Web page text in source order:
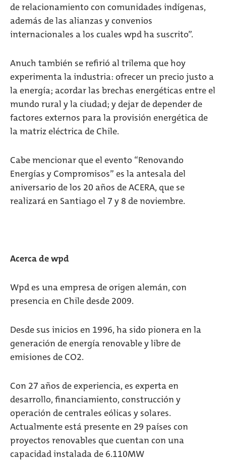
de relacionamiento con comunidades indígenas,
además de las alianzas y convenios
internacionales a los cuales wpd ha suscrito”.
Anuch también se refirió al trilema que hoy
experimenta la industria: ofrecer un precio justo a
la energía; acordar las brechas energéticas entre el
mundo rural y la ciudad; y dejar de depender de
factores externos para la provisión energética de
la matriz eléctrica de Chile.
Cabe mencionar que el evento “Renovando
Energías y Compromisos” es la antesala del
aniversario de los 20 años de ACERA, que se
realizará en Santiago el 7 y 8 de noviembre.
Acerca de wpd
Wpd es una empresa de origen alemán, con
presencia en Chile desde 2009.
Desde sus inicios en 1996, ha sido pionera en la
generación de energía renovable y libre de
emisiones de CO2.
Con 27 años de experiencia, es experta en
desarrollo, financiamiento, construcción y
operación de centrales eólicas y solares.
Actualmente está presente en 29 países con
proyectos renovables que cuentan con una
capacidad instalada de 6.110MW